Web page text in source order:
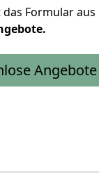
das Formular